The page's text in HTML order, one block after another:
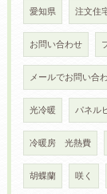
愛知県 注文住
お問い合わせ
メールでお問い合
光冷暖 パネル
冷暖房 光熱費
胡蝶蘭 咲く